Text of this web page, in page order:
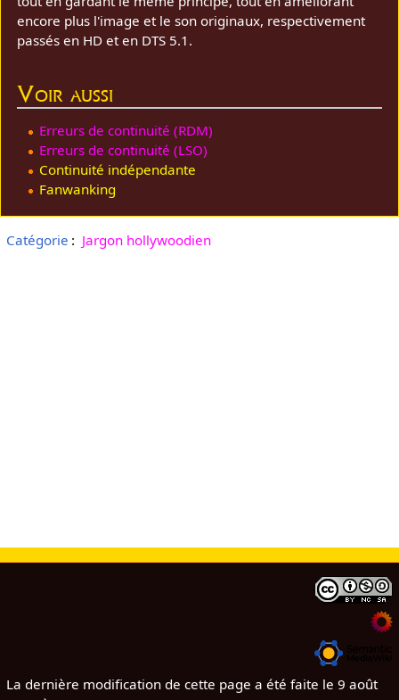
encore plus l'image et le son originaux, respectivement
passés en HD et en DTS 5.1.
Voir aussi
Erreurs de continuité (RDM)
Erreurs de continuité (LSO)
Continuité indépendante
Fanwanking
Catégorie : Jargon hollywoodien
La dernière modification de cette page a été faite le 9 août